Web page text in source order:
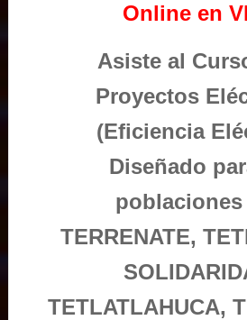
Online en
Asiste al
Proyectos
(Eficiencia
Diseñado
poblaciones
TERRENATE,
TETLATLAHUCA,